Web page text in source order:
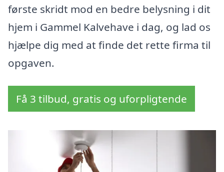
første skridt mod en bedre belysning i dit
hjem i Gammel Kalvehave i dag, og lad os
hjælpe dig med at finde det rette firma til
opgaven.
Få 3 tilbud, gratis og uforpligtende